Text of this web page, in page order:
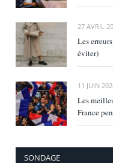
27 AVRIL
Les
éviter)
11 JUIN
Les
France
SONDAGE